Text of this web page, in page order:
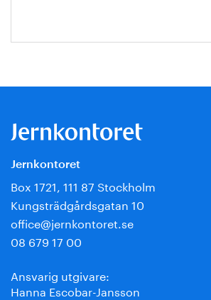
Jernkontoret
Box 1721, 111 87 Stockholm
Kungsträdgårdsgatan 10
office@jernkontoret.se
08 679 17 00
Ansvarig utgivare:
Hanna Escobar-Jansson